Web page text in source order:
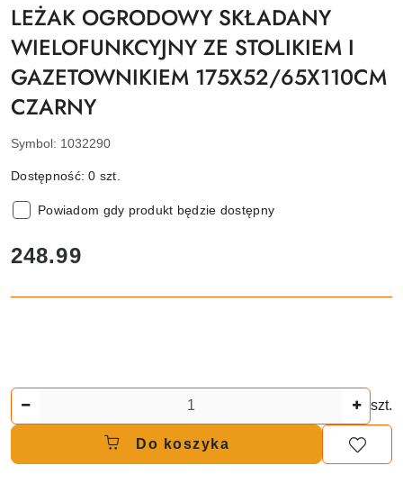
LEŻAK OGRODOWY SKŁADANY
WIELOFUNKCYJNY ZE STOLIKIEM I
GAZETOWNIKIEM 175X52/65X110CM
CZARNY
Symbol: 1032290
Dostępność:0 szt.
Powiadom gdy produkt będzie dostępny
cena:
248.99
szt.
Do koszyka